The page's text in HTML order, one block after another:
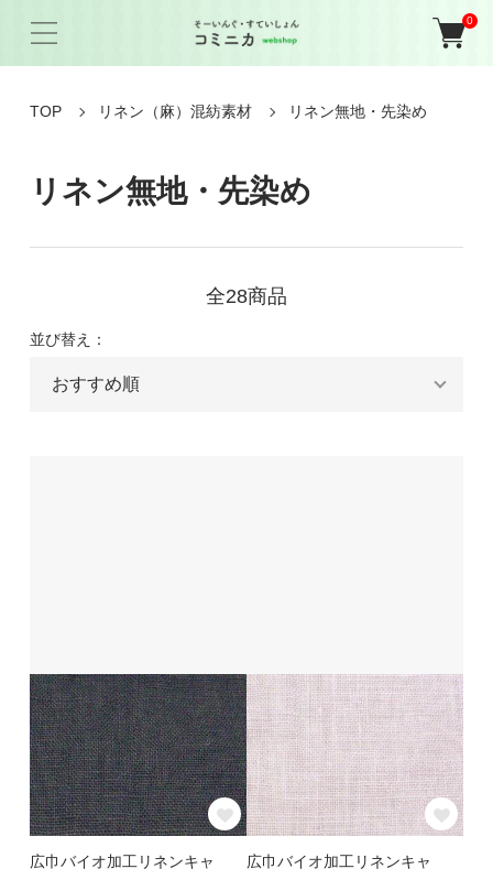
0
TOP リネン（麻）混紡素材 リネン無地・先染め
リネン無地・先染め
全28商品
並び替え：
広巾バイオ加工リネンキャ
広巾バイオ加工リネンキャ